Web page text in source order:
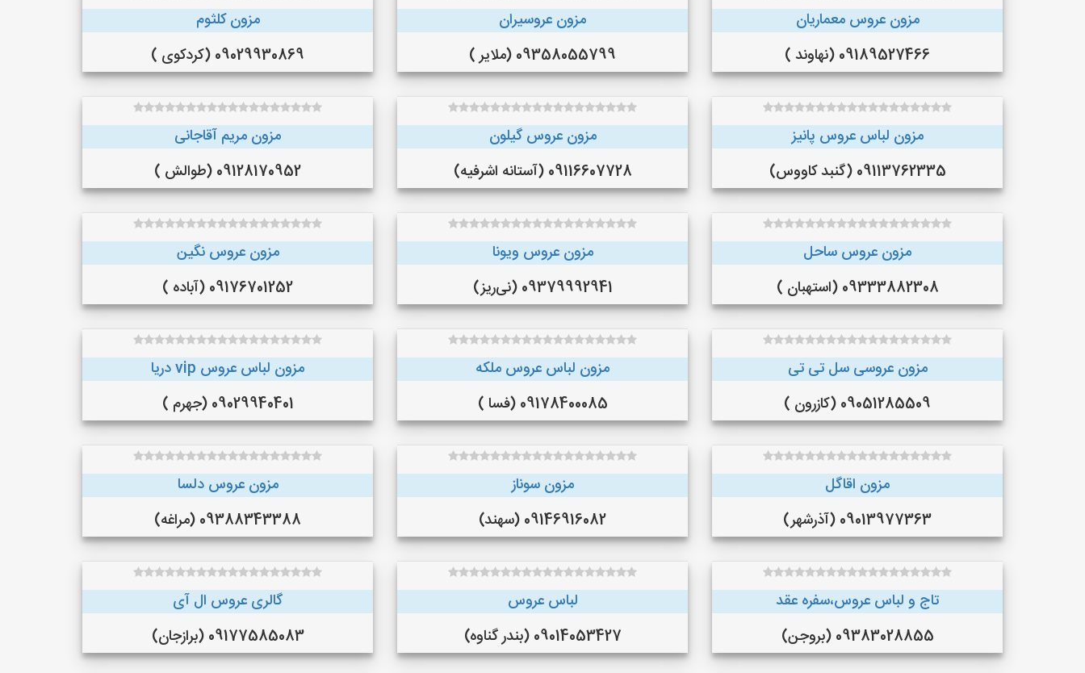
مزون عروس معماریان
09189527466 (نهاوند )
مزون عروسیران
09358055799 (ملایر )
مزون کلثوم
09029930869 (کردکوی )
مزون لباس عروس پانیز
09113762335 (گنبد کاووس)
مزون عروس گیلون
09116607728 (آستانه اشرفیه)
مزون مریم آقاجانی
09128170952 (طوالش )
مزون عروس ساحل
09333882308 (استهبان )
مزون عروس ویونا
09379992941 (نی‌ریز)
مزون عروس نگین
09176701252 (آباده )
مزون عروسی سل تی تی
09051285509 (کازرون )
مزون لباس عروس ملکه
09178400085 (فسا )
مزون لباس عروس vip دریا
09029940401 (جهرم )
مزون اقاگل
09013977363 (آذرشهر)
مزون سوناز
09146916082 (سهند)
مزون عروس دلسا
09388343388 (مراغه)
تاج و لباس عروس،سفره عقد
09383028855 (بروجن)
لباس عروس
09014053427 (بندر گناوه)
گالری عروس ال آی
09177585083 (برازجان)